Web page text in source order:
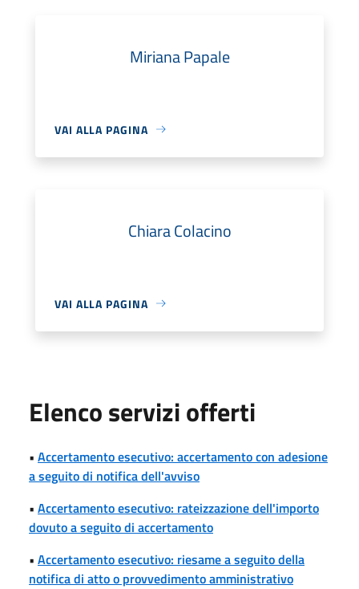
Miriana Papale
VAI ALLA PAGINA
Chiara Colacino
VAI ALLA PAGINA
Elenco servizi offerti
• Accertamento esecutivo: accertamento con adesione
a seguito di notifica dell'avviso
• Accertamento esecutivo: rateizzazione dell'importo
dovuto a seguito di accertamento
• Accertamento esecutivo: riesame a seguito della
notifica di atto o provvedimento amministrativo